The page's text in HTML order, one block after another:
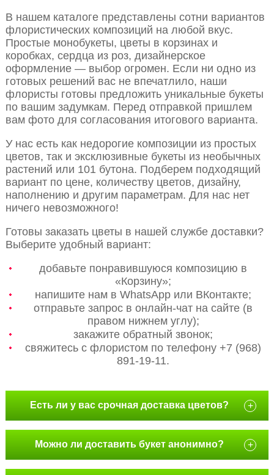
В нашем каталоге представлены сотни вариантов
флористических композиций на любой вкус.
Простые монобукеты, цветы в корзинах и
коробках, сердца из роз, дизайнерское
оформление — выбор огромен. Если ни одно из
готовых решений вас не впечатлило, наши
флористы готовы предложить уникальные букеты
по вашим задумкам. Перед отправкой пришлем
вам фото для согласования итогового варианта.
У нас есть как недорогие композиции из простых
цветов, так и эксклюзивные букеты из необычных
растений или 101 бутона. Подберем подходящий
вариант по цене, количеству цветов, дизайну,
наполнению и другим параметрам. Для нас нет
ничего невозможного!
Готовы заказать цветы в нашей службе доставки?
Выберите удобный вариант:
добавьте понравившуюся композицию в
«Корзину»;
напишите нам в WhatsApp или ВКонтакте;
отправьте запрос в онлайн-чат на сайте (в
правом нижнем углу);
закажите обратный звонок;
свяжитесь с флористом по телефону +7 (968)
891-19-11.
Есть ли у вас срочная доставка цветов? +
Можно ли доставить букет анонимно? +